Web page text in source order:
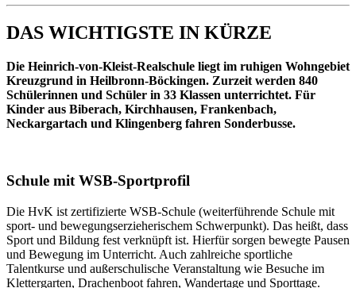
DAS WICHTIGSTE IN KÜRZE
Die Heinrich-von-Kleist-Realschule liegt im ruhigen Wohngebiet
Kreuzgrund in Heilbronn-Böckingen. Zurzeit werden 840
Schülerinnen und Schüler in 33 Klassen unterrichtet. Für
Kinder aus Biberach, Kirchhausen, Frankenbach,
Neckargartach und Klingenberg fahren Sonderbusse.
Schule mit WSB-Sportprofil
Die HvK ist zertifizierte WSB-Schule (weiterführende Schule mit
sport- und bewegungserzieherischem Schwerpunkt). Das heißt, dass
Sport und Bildung fest verknüpft ist. Hierfür sorgen bewegte Pausen
und Bewegung im Unterricht. Auch zahlreiche sportliche
Talentkurse und außerschulische Veranstaltung wie Besuche im
Klettergarten, Drachenboot fahren, Wandertage und Sporttage.